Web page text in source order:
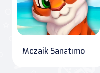
Mozaik Sanatımo